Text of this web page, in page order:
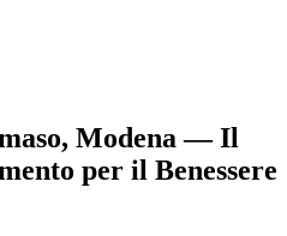
Modena — Il
per il Benessere